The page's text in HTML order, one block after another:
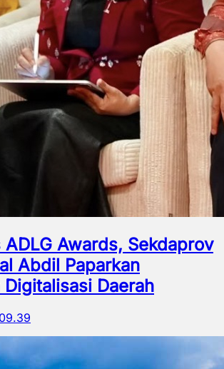
Awards, Sekdaprov
Abdil Paparkan
Daerah